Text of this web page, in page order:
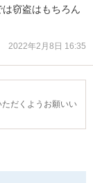
窃盗はもちろん
2022年2月8日 16:35
だくようお願いい